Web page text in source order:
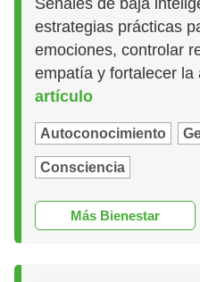
estrategias prácticas
emociones, controlar
empatía y fortalecer la
artículo
Autoconocimiento
Consciencia
Más Bienestar